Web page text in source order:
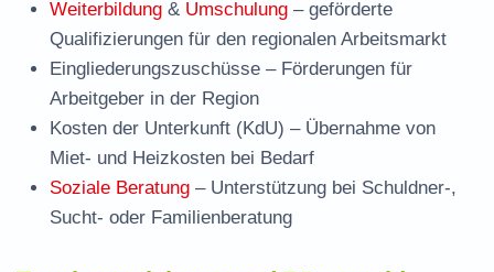
Weiterbildung & Umschulung – geförderte
Qualifizierungen für den regionalen Arbeitsmarkt
Eingliederungszuschüsse – Förderungen für
Arbeitgeber in der Region
Kosten der Unterkunft (KdU) – Übernahme von
Miet- und Heizkosten bei Bedarf
Soziale Beratung – Unterstützung bei Schuldner-,
Sucht- oder Familienberatung